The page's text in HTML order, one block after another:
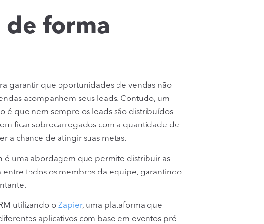
de forma
garantir que oportunidades de vendas não
acompanhem seus leads. Contudo, um
é que nem sempre os leads são distribuídos
ficar sobrecarregados com a quantidade de
a chance de atingir suas metas.
é uma abordagem que permite distribuir as
todos os membros da equipe, garantindo
utilizando o Zapier, uma plataforma que
aplicativos com base em eventos pré-